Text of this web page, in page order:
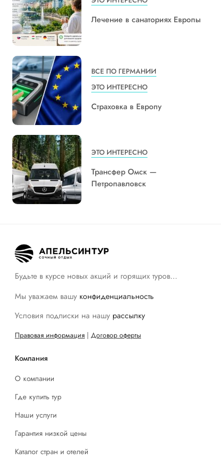
Лечение в санаториях Европы
ВСЕ ПО ГЕРМАНИИ
ЭТО ИНТЕРЕСНО
Страховка в Европу
ЭТО ИНТЕРЕСНО
Трансфер Омск —
Петропавловск
Будьте в курсе новых акций и горящих туров…
Мы уважаем вашу конфиденциальность
Условия подписки на нашу рассылку
Правовая информация | Договор оферты
Компания
О компании
Где купить тур
Наши услуги
Гарантия низкой цены
Каталог стран и отелей